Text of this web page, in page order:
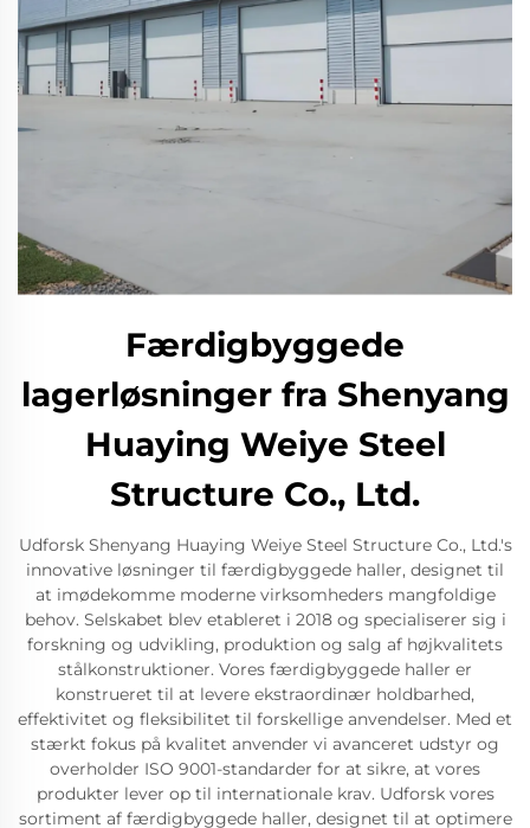
Færdigbyggede
lagerløsninger fra Shenyang
Huaying Weiye Steel
Structure Co., Ltd.
Udforsk Shenyang Huaying Weiye Steel Structure Co., Ltd.'s
innovative løsninger til færdigbyggede haller, designet til
at imødekomme moderne virksomheders mangfoldige
behov. Selskabet blev etableret i 2018 og specialiserer sig i
forskning og udvikling, produktion og salg af højkvalitets
stålkonstruktioner. Vores færdigbyggede haller er
konstrueret til at levere ekstraordinær holdbarhed,
effektivitet og fleksibilitet til forskellige anvendelser. Med et
stærkt fokus på kvalitet anvender vi avanceret udstyr og
overholder ISO 9001-standarder for at sikre, at vores
produkter lever op til internationale krav. Udforsk vores
sortiment af færdigbyggede haller, designet til at optimere